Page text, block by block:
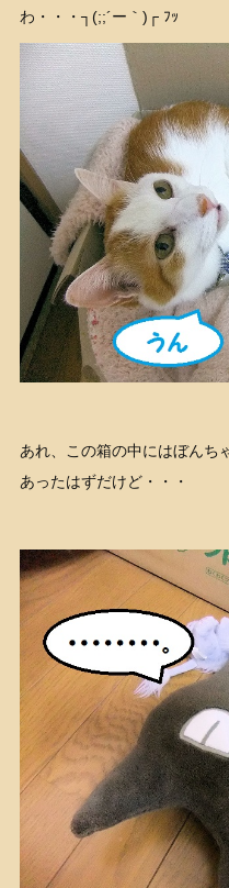
わ・・・┐(;;´ー｀)┌ ﾌｯ
あれ、この箱の中にはぼんち
あったはずだけど・・・